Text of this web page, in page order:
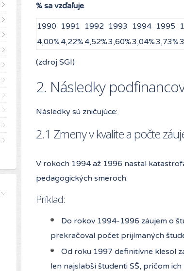
% sa vzďaľuje.
1990 1991 1992 1993 1994 1995
4,00% 4,22% 4,52%3,60%3,04%3,73%
(zdroj SGI)
2. Následky
Následky sú zničujúce:
2.1 Zmeny v kvalite a počte
V rokoch 1994 až 1996 nastal
pedagogických smeroch.
Príklad:
Do rokov 1994-1996 záujem o
prekračoval počet prijímaných
Od roku 1997 definitívne klesol
len najslabší študenti SŠ, pričom